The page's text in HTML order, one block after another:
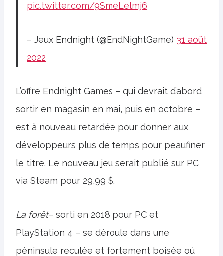
pic.twitter.com/9SmeLelmj6
– Jeux Endnight (@EndNightGame) 31 août
2022
L’offre Endnight Games – qui devrait d’abord
sortir en magasin en mai, puis en octobre –
est à nouveau retardée pour donner aux
développeurs plus de temps pour peaufiner
le titre. Le nouveau jeu serait publié sur PC
via Steam pour 29,99 $.
La forêt– sorti en 2018 pour PC et
PlayStation 4 – se déroule dans une
péninsule reculée et fortement boisée où